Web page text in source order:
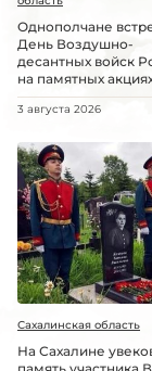
Однополчане
День Воздушно-
десантных войск
на памятных
3 августа 2026
Сахалинская область
На Сахалине